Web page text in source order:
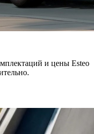
и цены Esteo